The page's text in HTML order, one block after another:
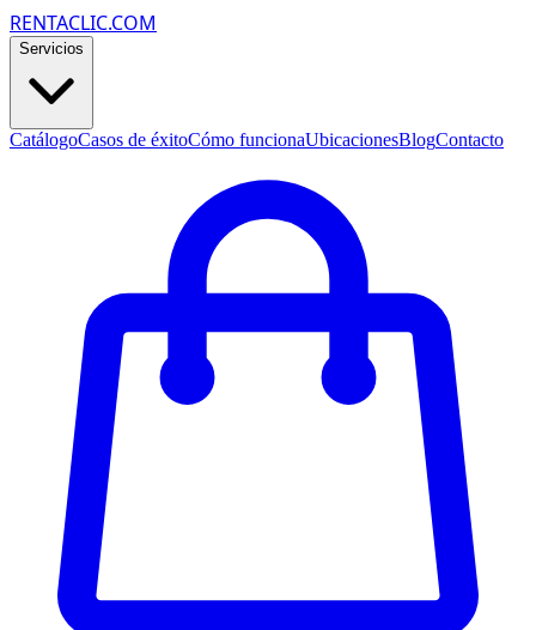
RENTACLIC.COM
Servicios
CatálogoCasos de éxitoCómo funcionaUbicacionesBlogContacto